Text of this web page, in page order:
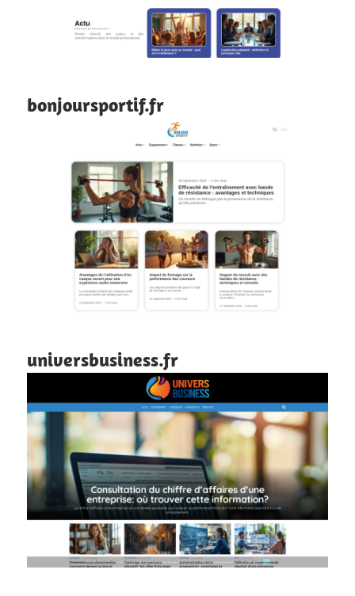
bonjoursportif.fr
universbusiness.fr